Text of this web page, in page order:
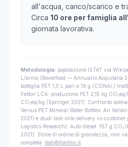
all'acqua, carico/scarico e
Circa 10 ore per famiglia
giornata lavorativa.
Metodologia: popolazione ISTAT via
L/anno (Beverfood — Annuario Acquitalia
bottiglia PET 1,5 L pari a 18 g (CONAI /
Fattori LCA: produzione PET 2,15 kg
CO₂eq/kg (Springer 2021). Confronto
Versus PET Mineral Water Bottles: An
2021) e studi last-mile delivery vs customer
Logistics Research). Auto diesel: 167 g
2021). Stime di ordine di grandezza, non
completa: dati@fontilio.it